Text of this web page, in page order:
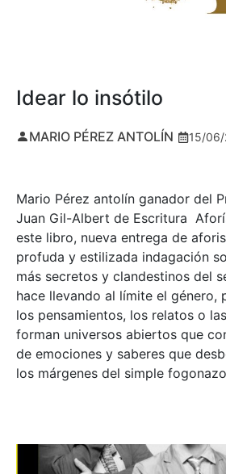
Idear lo insótilo
MARIO PÉREZ ANTOLÍN 15/
Mario Pérez antolín ganador del
Juan Gil-Albert de Escritura
este libro, nueva entrega de
profuda y estilizada indagación
más secretos y clandestinos del
hace llevando al límite el género,
los pensamientos, los relatos o
forman universos abiertos que
de emociones y saberes que
los márgenes del simple